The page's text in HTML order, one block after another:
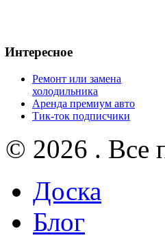
Интересное
Ремонт или замена
холодильника
Аренда премиум авто
Тик-ток подписчики
© 2026 . Все
Доска
Блог